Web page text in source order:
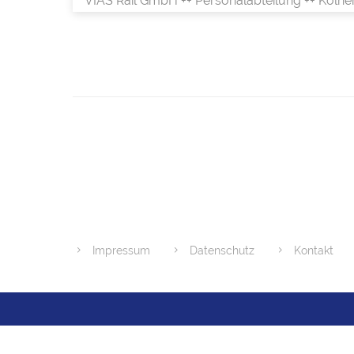
Impressum Datenschutz Kontakt